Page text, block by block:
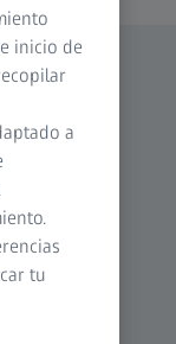
inicio de
a
tu